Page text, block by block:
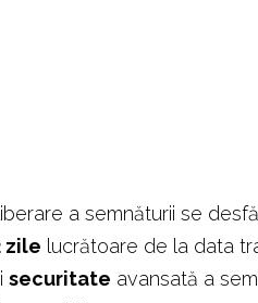
a semnăturii se
zile lucrătoare de la data
securitate avansată a